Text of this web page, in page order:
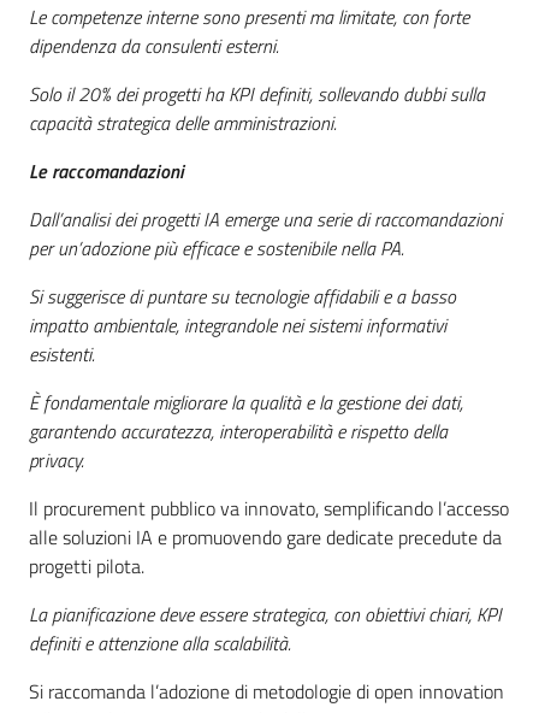
Le competenze interne sono presenti ma limitate, con forte
dipendenza da consulenti esterni.
Solo il 20% dei progetti ha KPI definiti, sollevando dubbi sulla
capacità strategica delle amministrazioni.
Le raccomandazioni
Dall’analisi dei progetti IA emerge una serie di raccomandazioni
per un’adozione più efficace e sostenibile nella PA.
Si suggerisce di puntare su tecnologie affidabili e a basso
impatto ambientale, integrandole nei sistemi informativi
esistenti.
È fondamentale migliorare la qualità e la gestione dei dati,
garantendo accuratezza, interoperabilità e rispetto della
privacy.
Il procurement pubblico va innovato, semplificando l’accesso
alle soluzioni IA e promuovendo gare dedicate precedute da
progetti pilota.
La pianificazione deve essere strategica, con obiettivi chiari, KPI
definiti e attenzione alla scalabilità.
Si raccomanda l’adozione di metodologie di open innovation